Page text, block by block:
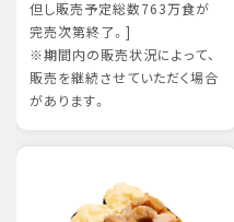
但し販売予定総数763万食が
完売次第終了。]
※期間内の販売状況によって、
販売を継続させていただく場合
があります。